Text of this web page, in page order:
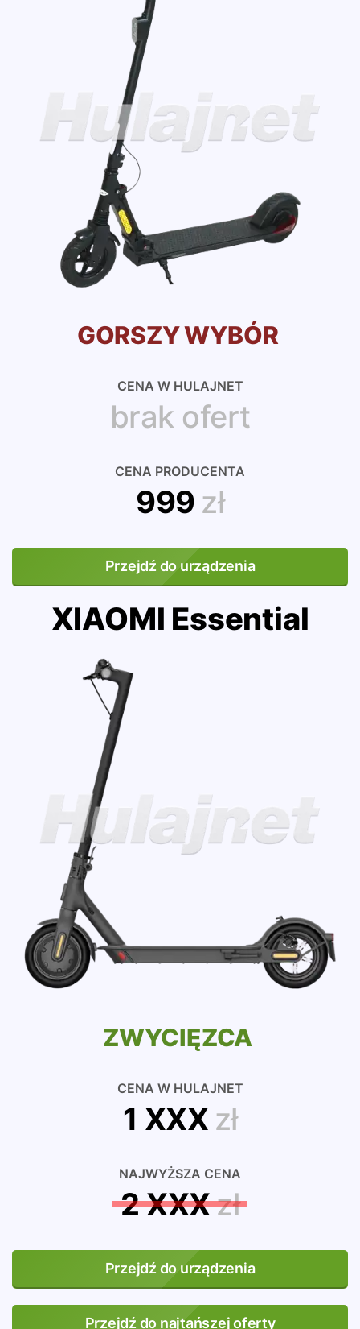
GORSZY WYBÓR
CENA W HULAJNET
brak ofert
CENA PRODUCENTA
999 zł
Przejdź do urządzenia
XIAOMI Essential
ZWYCIĘZCA
CENA W HULAJNET
1 XXX zł
NAJWYŻSZA CENA
2 XXXzł
Przejdź do urządzenia
Przejdź do najtańszej oferty